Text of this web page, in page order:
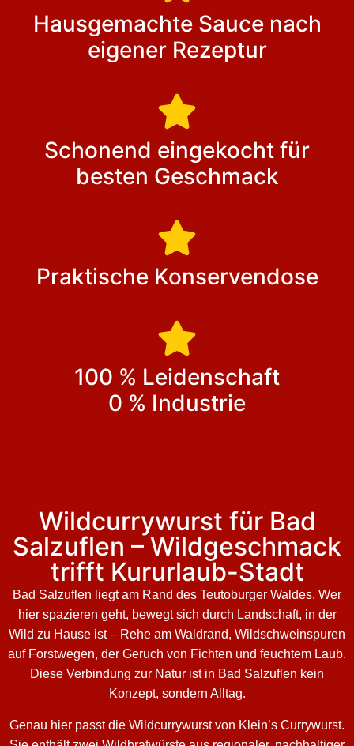
Hausgemachte Sauce nach
eigener Rezeptur
Schonend eingekocht für
besten Geschmack
Praktische Konservendose
100 % Leidenschaft
0 % Industrie
Wildcurrywurst für Bad
Salzuflen – Wildgeschmack
trifft Kururlaub-Stadt
Bad Salzuflen liegt am Rand des Teutoburger Waldes. Wer
hier spazieren geht, bewegt sich durch Landschaft, in der
Wild zu Hause ist – Rehe am Waldrand, Wildschweinspuren
auf Forstwegen, der Geruch von Fichten und feuchtem Laub.
Diese Verbindung zur Natur ist in Bad Salzuflen kein
Konzept, sondern Alltag.
Genau hier passt die Wildcurrywurst von Klein’s Currywurst.